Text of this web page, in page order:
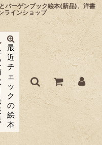
バーゲンブック絵本(新品)、洋書
ラインショップ
最
近
チ
ェ
ッ
ク
の
絵
本